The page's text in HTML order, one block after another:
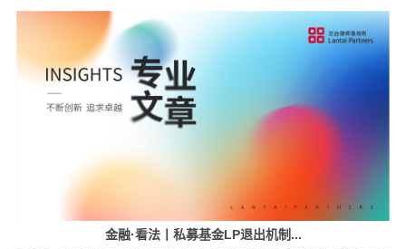
金融·看法丨私募基金LP退出机制...